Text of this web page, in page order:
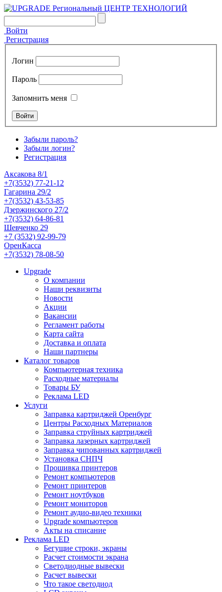
Войти
Регистрация
Логин
Пароль
Запомнить меня
Забыли пароль?
Забыли логин?
Регистрация
Аксакова 8/1
+7(3532) 77-21-12
Гагарина 29/2
+7(3532) 43-53-85
Дзержинского 27/2
+7(3532) 64-86-81
Шевченко 29
+7 (3532) 92-99-79
ОренКасса
+7(3532) 78-08-50
Upgrade
О компании
Наши реквизиты
Новости
Акции
Вакансии
Регламент работы
Карта сайта
Доставка и оплата
Наши партнеры
Каталог товаров
Компьютерная техника
Расходные материалы
Товары БУ
Реклама LED
Услуги
Заправка картриджей Оренбург
Центры Расходных Материалов
Заправка струйных картриджей
Заправка лазерных картриджей
Заправка чипованных картриджей
Установка СНПЧ
Прошивка принтеров
Ремонт компьютеров
Ремонт принтеров
Ремонт ноутбуков
Ремонт мониторов
Ремонт аудио-видео техники
Upgrade компьютеров
Акты на списание
Реклама LED
Бегущие строки, экраны
Расчет стоимости экрана
Светодиодные вывески
Расчет вывески
Что такое светодиод